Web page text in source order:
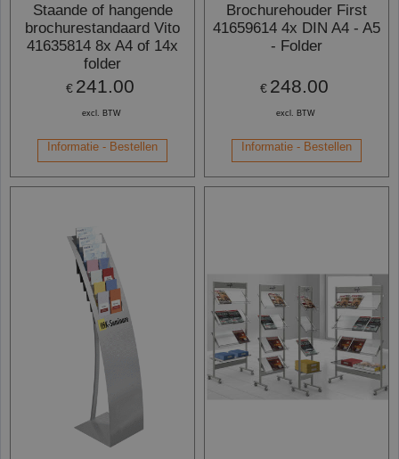
Staande of hangende
brochurestandaard Vito
41635814 8x A4 of 14x
folder
€ 241.00
excl. BTW
Informatie - Bestellen
Brochurehouder First
41659614 4x DIN A4 - A5
- Folder
€ 248.00
excl. BTW
Informatie - Bestellen